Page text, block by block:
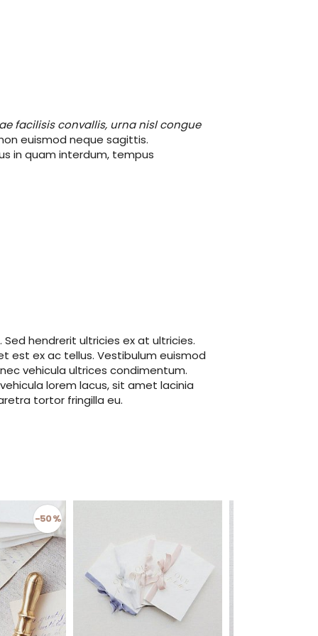
facilisis convallis, urna nisl congue
euismod neque sagittis.
in quam interdum, tempus
. Sed hendrerit ultricies ex at ultricies.
est ex ac tellus. Vestibulum euismod
vehicula ultrices condimentum.
lorem lacus, sit amet lacinia
tortor fringilla eu.
-50 %